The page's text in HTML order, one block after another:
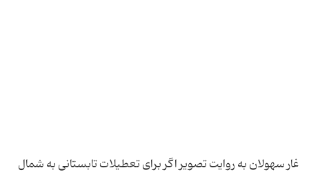
غار سهولان به روایت تصویر اگر برای تعطیلات تابستانی به شمال